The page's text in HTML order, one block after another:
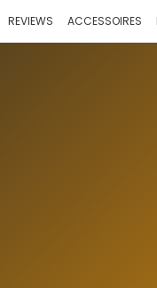
REVIEWS ACCESSOIRES